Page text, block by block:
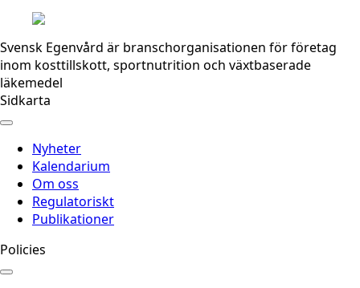
Svensk Egenvård är branschorganisationen för företag
inom kosttillskott, sportnutrition och växtbaserade
läkemedel
Sidkarta
Nyheter
Kalendarium
Om oss
Regulatoriskt
Publikationer
Policies